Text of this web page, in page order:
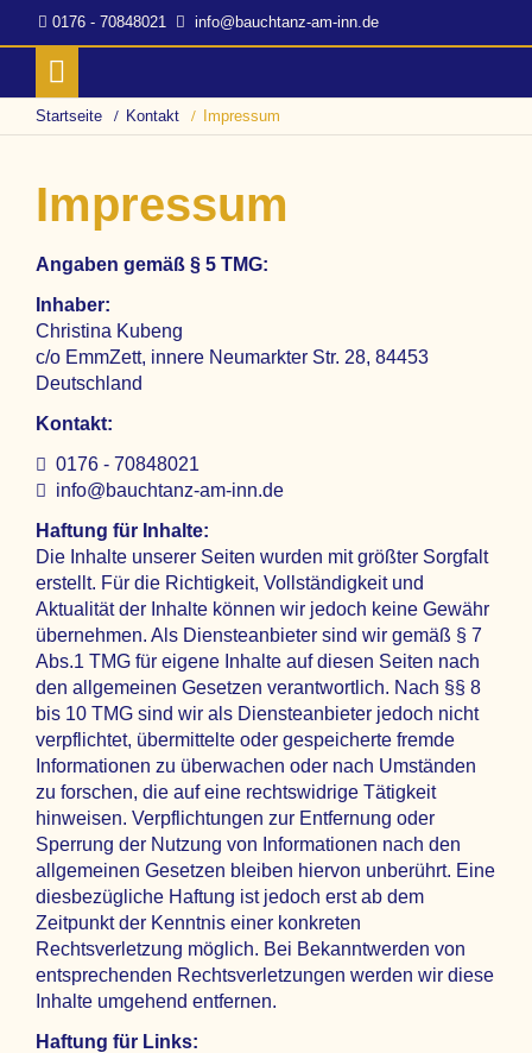
0176 - 70848021 info@bauchtanz-am-inn.de
Startseite Kontakt Impressum
Impressum
Angaben gemäß § 5 TMG:
Inhaber:
Christina Kubeng
c/o EmmZett, innere Neumarkter Str. 28, 84453
Deutschland
Kontakt:
0176 - 70848021
info@bauchtanz-am-inn.de
Haftung für Inhalte:
Die Inhalte unserer Seiten wurden mit größter Sorgfalt
erstellt. Für die Richtigkeit, Vollständigkeit und
Aktualität der Inhalte können wir jedoch keine Gewähr
übernehmen. Als Diensteanbieter sind wir gemäß § 7
Abs.1 TMG für eigene Inhalte auf diesen Seiten nach
den allgemeinen Gesetzen verantwortlich. Nach §§ 8
bis 10 TMG sind wir als Diensteanbieter jedoch nicht
verpflichtet, übermittelte oder gespeicherte fremde
Informationen zu überwachen oder nach Umständen
zu forschen, die auf eine rechtswidrige Tätigkeit
hinweisen. Verpflichtungen zur Entfernung oder
Sperrung der Nutzung von Informationen nach den
allgemeinen Gesetzen bleiben hiervon unberührt. Eine
diesbezügliche Haftung ist jedoch erst ab dem
Zeitpunkt der Kenntnis einer konkreten
Rechtsverletzung möglich. Bei Bekanntwerden von
entsprechenden Rechtsverletzungen werden wir diese
Inhalte umgehend entfernen.
Haftung für Links: